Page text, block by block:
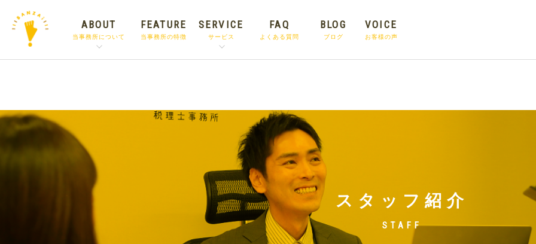
Warning : Trying to access array offset on value of type bool in
/home/c8126226/public_html/test.ban-tax.com/
tax_20230807_new/functions/head.php
on line154
ABOUT
当事務所について
FEATURE
当事務所の特徴
SERVICE
サービス
FAQ
よくある質問
BLOG
ブログ
VOICE
お客様の声
スタッフ紹介
STAFF